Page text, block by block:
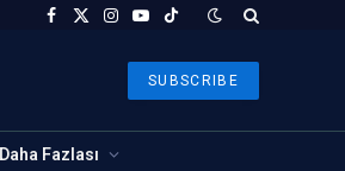
Facebook
X
Instagram
YouTubeTikTok
SUBSCRIBE
Daha Fazlası